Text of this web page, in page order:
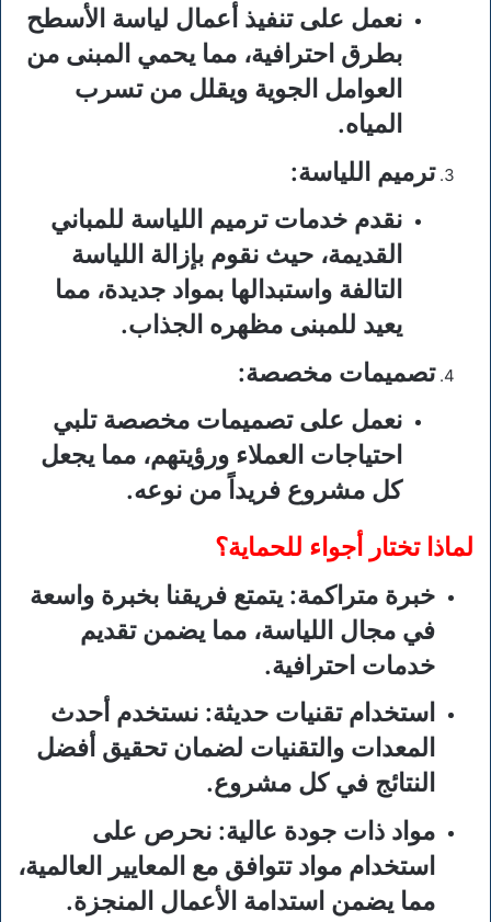
نعمل على تنفيذ أعمال لياسة الأسطح
بطرق احترافية، مما يحمي المبنى من
العوامل الجوية ويقلل من تسرب
المياه.
ترميم اللياسة:
نقدم خدمات ترميم اللياسة للمباني
القديمة، حيث نقوم بإزالة اللياسة
التالفة واستبدالها بمواد جديدة، مما
يعيد للمبنى مظهره الجذاب.
تصميمات مخصصة:
نعمل على تصميمات مخصصة تلبي
احتياجات العملاء ورؤيتهم، مما يجعل
كل مشروع فريداً من نوعه.
لماذا تختار أجواء للحماية؟
خبرة متراكمة: يتمتع فريقنا بخبرة واسعة
في مجال اللياسة، مما يضمن تقديم
خدمات احترافية.
استخدام تقنيات حديثة: نستخدم أحدث
المعدات والتقنيات لضمان تحقيق أفضل
النتائج في كل مشروع.
مواد ذات جودة عالية: نحرص على
استخدام مواد تتوافق مع المعايير العالمية،
مما يضمن استدامة الأعمال المنجزة.